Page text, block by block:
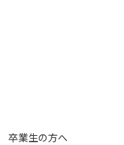
卒業生の方へ